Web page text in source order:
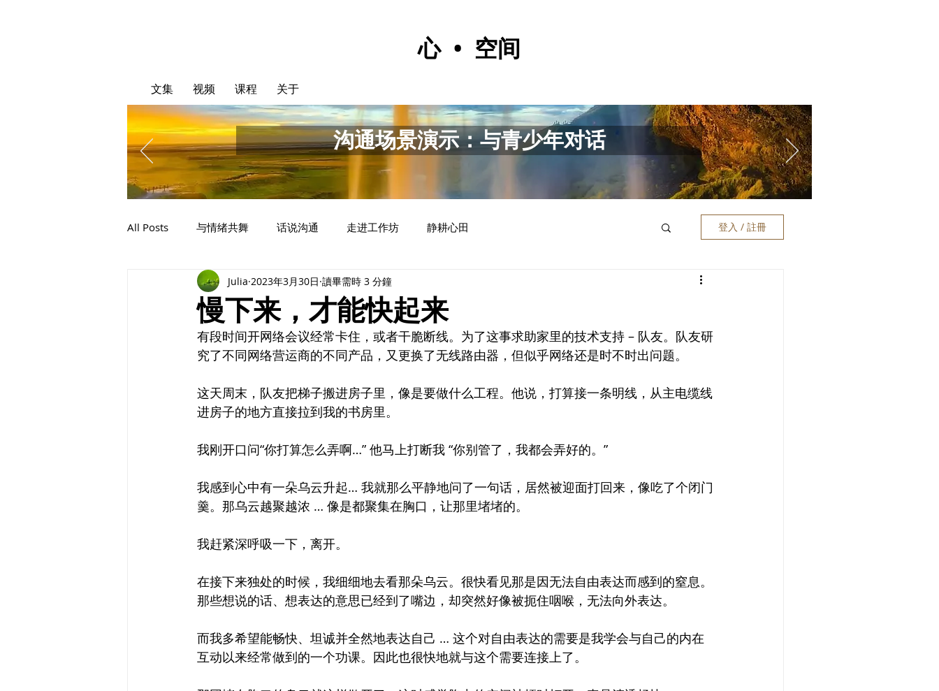
心 • 空间
文集 视频 课程 关于
沟通场景演示：与青少年对话
All Posts 与情绪共舞 话说沟通 走进工作坊 静耕心田 登入 / 註冊
慢下来，才能快起来
Julia 2023年3月30日 讀畢需時 3 分鐘
有段时间开网络会议经常卡住，或者干脆断线。为了这事求助家里的技术支持 – 队友。队友研
究了不同网络营运商的不同产品，又更换了无线路由器，但似乎网络还是时不时出问题。
这天周末，队友把梯子搬进房子里，像是要做什么工程。他说，打算接一条明线，从主电缆线
进房子的地方直接拉到我的书房里。
我刚开口问“你打算怎么弄啊…” 他马上打断我 “你别管了，我都会弄好的。”
我感到心中有一朵乌云升起… 我就那么平静地问了一句话，居然被迎面打回来，像吃了个闭门
羹。那乌云越聚越浓 … 像是都聚集在胸口，让那里堵堵的。
我赶紧深呼吸一下，离开。
在接下来独处的时候，我细细地去看那朵乌云。很快看见那是因无法自由表达而感到的窒息。
那些想说的话、想表达的意思已经到了嘴边，却突然好像被扼住咽喉，无法向外表达。
而我多希望能畅快、坦诚并全然地表达自己 … 这个对自由表达的需要是我学会与自己的内在
互动以来经常做到的一个功课。因此也很快地就与这个需要连接上了。